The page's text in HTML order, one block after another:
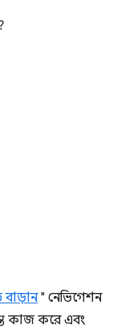
বাড়ান" নেভিগেশন
কাজ করে এবং